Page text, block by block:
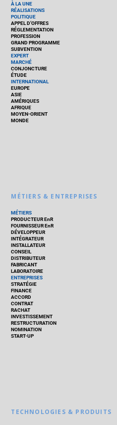
À LA UNE
RÉALISATIONS
POLITIQUE
APPEL D’OFFRES
RÉGLEMENTATION
PROFESSION
GRAND PROGRAMME
SUBVENTION
EXPERT
MARCHÉ
CONJONCTURE
ÉTUDE
INTERNATIONAL
EUROPE
ASIE
AMÉRIQUES
AFRIQUE
MOYEN-ORIENT
MONDE
MÉTIERS & ENTREPRISES
MÉTIERS
PRODUCTEUR EnR
FOURNISSEUR EnR
DÉVELOPPEUR
INTÉGRATEUR
INSTALLATEUR
CONSEIL
DISTRIBUTEUR
FABRICANT
LABORATOIRE
ENTREPRISES
STRATÉGIE
FINANCE
ACCORD
CONTRAT
RACHAT
INVESTISSEMENT
RESTRUCTURATION
NOMINATION
START-UP
TECHNOLOGIES & PRODUITS